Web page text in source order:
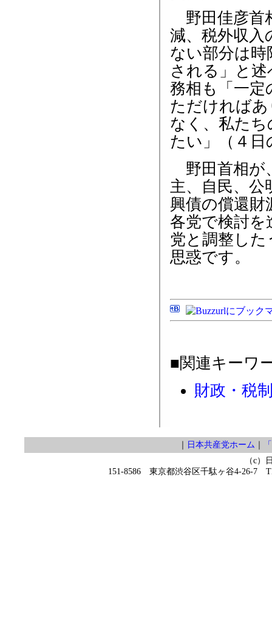
野田佳彦首
減、税外収入
ない部分は
される」と
務相も「一定
ただければ
なく、私た
たい」（４
野田首相が
主、自民、公
興債の償還財
各党で検討を
党と調整し
思惑です。
■関連キーワ
財政・税
｜ 日本共産党ホーム ｜
（c）
151-8586 東京都渋谷区千駄ヶ谷4-26-7